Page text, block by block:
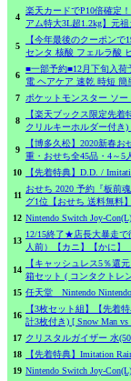
4
楽天カードでP10倍確定
アム特大3L超1.2kg】元
5
【今年最後のクーポン
センタ 核酸 フェルラ酸
6
■一部予約■12月下旬入荷
電 ヘアケア 速乾 時短 簡
7
ポケットモンスター ソー
8
【楽天ブックス限定先
クリルキーホルダー付き)
9
【博多久松】2020新春
重・おせち全45品・4～
10
【先着特典】D.D. /
11
おせち 2020 予約『板前
グ1位【おせち 送料無料
12 Nintendo Switch Joy-
13
12/15終了★店長大暴走で
人前）【カニ】【かに】
14
【キャッシュレス5％還
箱セット ( コンタクトレ
15 任天堂 Nintendo
16
【3枚セット組】【先着
計3枚付き) [ Snow Man vs
17 クリスタルガイザー 水
18
【先着特典】Imitation
19 Nintendo Switch Joy-